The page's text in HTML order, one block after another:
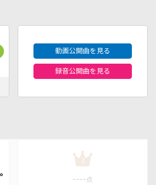
動画公開曲を見る
録音公開曲を見る
3
---- 点